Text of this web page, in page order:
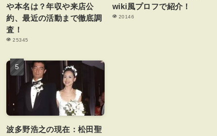
や本名は？年収や来店公
約、最近の活動まで徹底調
査！
25345
wiki風プロフで紹介！
20146
波多野浩之の現在：松田聖